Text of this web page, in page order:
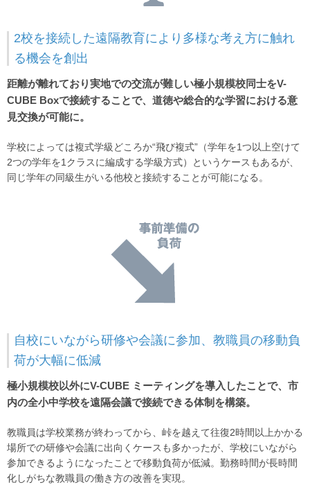
2校を接続した遠隔教育により多様な考え方に触れ
る機会を創出
距離が離れており実地での交流が難しい極小規模校同士をV-
CUBE Boxで接続することで、道徳や総合的な学習における意
見交換が可能に。
学校によっては複式学級どころか“飛び複式”（学年を1つ以上空けて
2つの学年を1クラスに編成する学級方式）というケースもあるが、
同じ学年の同級生がいる他校と接続することが可能になる。
自校にいながら研修や会議に参加、教職員の移動負
荷が大幅に低減
極小規模校以外にV-CUBE ミーティングを導入したことで、市
内の全小中学校を遠隔会議で接続できる体制を構築。
教職員は学校業務が終わってから、峠を越えて往復2時間以上かかる
場所での研修や会議に出向くケースも多かったが、学校にいながら
参加できるようになったことで移動負荷が低減。勤務時間が長時間
化しがちな教職員の働き方の改善を実現。